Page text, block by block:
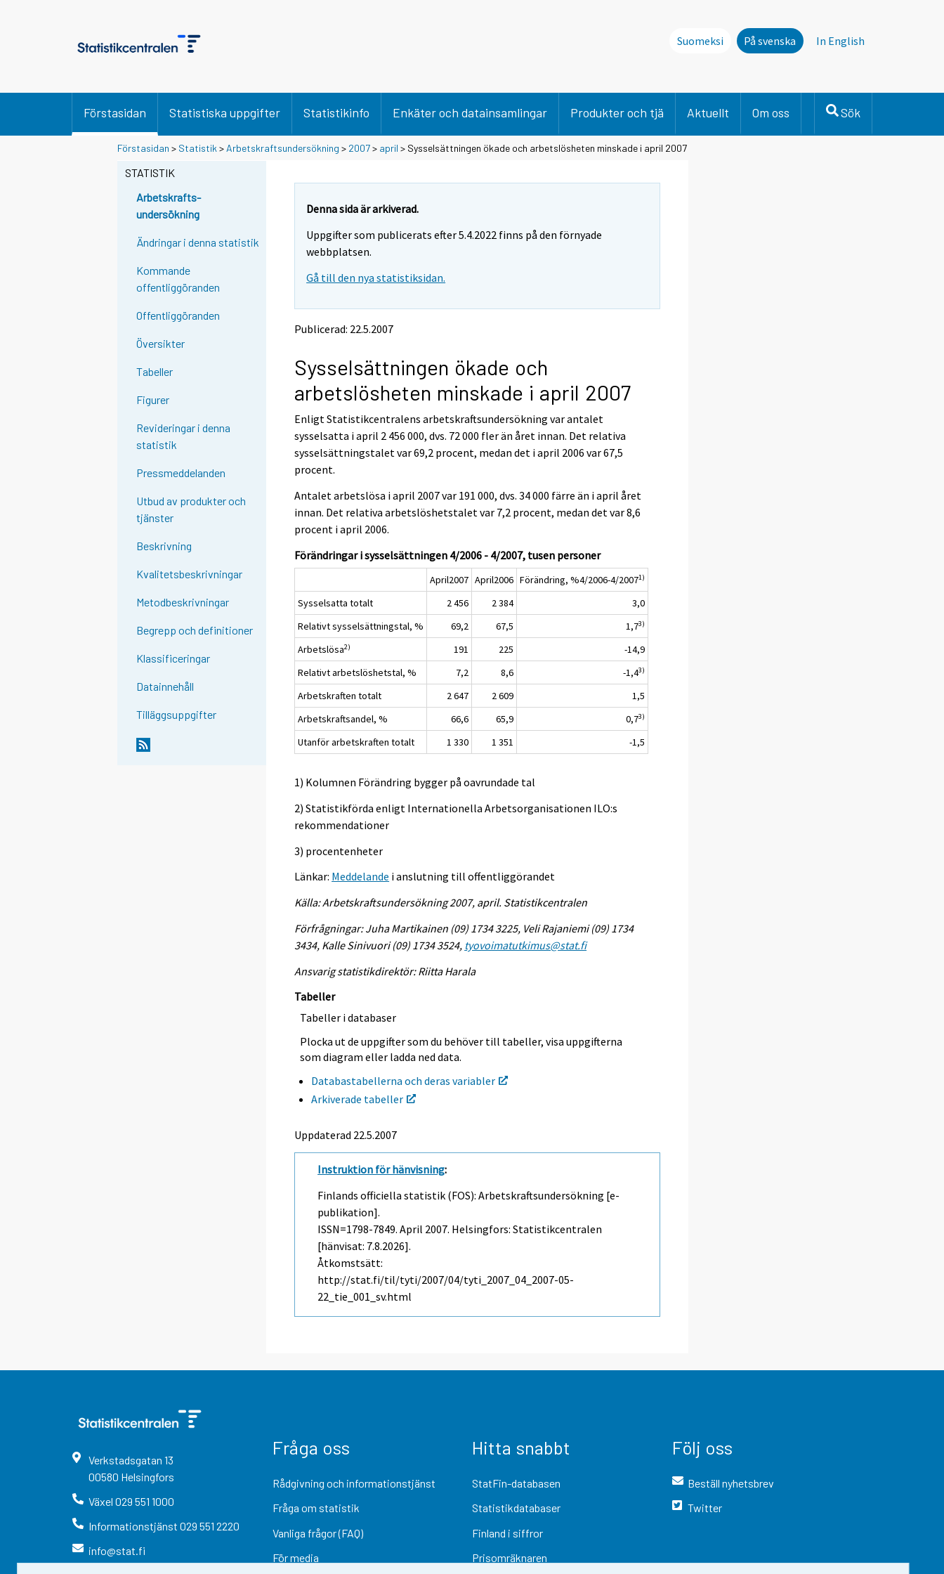
Suomeksi På svenska In English
Förstasidan Statistiska uppgifter Statistikinfo Enkäter och datainsamlingar Produkter och tjä Aktuellt Om oss Sök
Förstasidan > Statistik > Arbetskraftsundersökning > 2007> april > Sysselsättningen ökade och arbetslösheten minskade i april 2007
STATISTIK
Arbetskrafts-
undersökning
Ändringar i denna statistik
Kommande
offentliggöranden
Offentliggöranden
Översikter
Tabeller
Figurer
Revideringar i denna
statistik
Pressmeddelanden
Utbud av produkter och
tjänster
Beskrivning
Kvalitetsbeskrivningar
Metodbeskrivningar
Begrepp och definitioner
Klassificeringar
Datainnehåll
Tilläggsuppgifter
Denna sida är arkiverad.
Uppgifter som publicerats efter 5.4.2022 finns på den förnyade
webbplatsen.
Gå till den nya statistiksidan.
Publicerad: 22.5.2007
Sysselsättningen ökade och
arbetslösheten minskade i april 2007
Enligt Statistikcentralens arbetskraftsundersökning var antalet
sysselsatta i april 2 456 000, dvs. 72 000 fler än året innan. Det relativa
sysselsättningstalet var 69,2 procent, medan det i april 2006 var 67,5
procent.
Antalet arbetslösa i april 2007 var 191 000, dvs. 34 000 färre än i april året
innan. Det relativa arbetslöshetstalet var 7,2 procent, medan det var 8,6
procent i april 2006.
Förändringar i sysselsättningen 4/2006 - 4/2007, tusen personer
April2007 April2006 Förändring, %4/2006-4/20071)
Sysselsatta totalt 2 456 2 384
3,0
Relativt sysselsättningstal, %
69,2 67,5 1,73)
Arbetslösa2) 191 225
-14,9
Relativt arbetslöshetstal, %
7,2 8,6 -1,43)
Arbetskraften totalt 2 647 2 609
1,5
Arbetskraftsandel, %
66,6 65,9 0,73)
Utanför arbetskraften totalt 1 330 1 351 -1,5
1) Kolumnen Förändring bygger på oavrundade tal
2) Statistikförda enligt Internationella Arbetsorganisationen ILO:s
rekommendationer
3) procentenheter
Länkar: Meddelande i anslutning till offentliggörandet
Källa: Arbetskraftsundersökning 2007, april. Statistikcentralen
Förfrågningar: Juha Martikainen (09) 1734 3225, Veli Rajaniemi (09) 1734
3434, Kalle Sinivuori (09) 1734 3524, tyovoimatutkimus@stat.fi
Ansvarig statistikdirektör: Riitta Harala
Tabeller
Tabeller i databaser
Plocka ut de uppgifter som du behöver till tabeller, visa uppgifterna
som diagram eller ladda ned data.
Databastabellerna och deras variabler
Y
o
Arkiverade tabeller
Y
o
Uppdaterad 22.5.2007
Instruktion för hänvisning:
Finlands officiella statistik (FOS): Arbetskraftsundersökning [e-
publikation].
ISSN=1798-7849.April 2007. Helsingfors: Statistikcentralen
[hänvisat: 7.8.2026].
Åtkomstsätt:
http://stat.fi/til/tyti/2007/04/tyti_2007_04_2007-05-
22_tie_001_sv.html
Verkstadsgatan 13
00580 Helsingfors
Växel 029 551 1000
Informationstjänst 029 551 2220
info@stat.fi
Fråga oss
Rådgivning och informationstjänst
Fråga om statistik
Vanliga frågor (FAQ)
För media
Hitta snabbt
StatFin-databasen
Statistikdatabaser
Finland i siffror
Prisomräknaren
Följ oss
Beställ nyhetsbrev
Twitter